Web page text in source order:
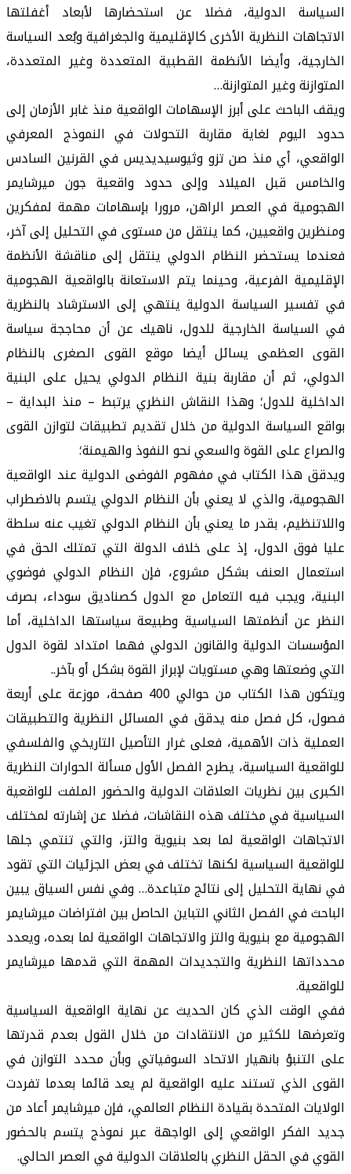
السياسة الدولية، فضلا عن استحضارها لأبعاد أغفلتها
الاتجاهات النظرية الأخرى كالإقليمية والجغرافية وبُعد السياسة
الخارجية، وأيضا الأنظمة القطبية المتعددة وغير المتعددة،
المتوازنة وغير المتوازنة…
ويقف الباحث على أبرز الإسهامات الواقعية منذ غابر الأزمان إلى
حدود اليوم لغاية مقاربة التحولات في النموذج المعرفي
الواقعي، أي منذ صن تزو وثيوسيديديس في القرنين السادس
والخامس قبل الميلاد وإلى حدود واقعية جون ميرشايمر
الهجومية في العصر الراهن، مرورا بإسهامات مهمة لمفكرين
ومنظرين واقعيين، كما ينتقل من مستوى في التحليل إلى آخر،
فعندما يستحضر النظام الدولي ينتقل إلى مناقشة الأنظمة
الإقليمية الفرعية، وحينما يتم الاستعانة بالواقعية الهجومية
في تفسير السياسة الدولية ينتهي إلى الاسترشاد بالنظرية
في السياسة الخارجية للدول، ناهيك عن أن محاججة سياسة
القوى العظمى يسائل أيضا موقع القوى الصغرى بالنظام
الدولي، ثم أن مقاربة بنية النظام الدولي يحيل على البنية
الداخلية للدول؛ وهذا النقاش النظري يرتبط – منذ البداية –
بواقع السياسة الدولية من خلال تقديم تطبيقات لتوازن القوى
والصراع على القوة والسعي نحو النفوذ والهيمنة؛
ويدقق هذا الكتاب في مفهوم الفوضى الدولية عند الواقعية
الهجومية، والذي لا يعني بأن النظام الدولي يتسم بالاضطراب
واللاتنظيم، بقدر ما يعني بأن النظام الدولي تغيب عنه سلطة
عليا فوق الدول، إذ على خلاف الدولة التي تمتلك الحق في
استعمال العنف بشكل مشروع، فإن النظام الدولي فوضوي
البنية، ويجب فيه التعامل مع الدول كصناديق سوداء، بصرف
النظر عن أنظمتها السياسية وطبيعة سياستها الداخلية، أما
المؤسسات الدولية والقانون الدولي فهما امتداد لقوة الدول
التي وضعتها وهي مستويات لإبراز القوة بشكل أو بآخر..
ويتكون هذا الكتاب من حوالي 400 صفحة، موزعة على أربعة
فصول، كل فصل منه يدقق في المسائل النظرية والتطبيقات
العملية ذات الأهمية، فعلى غرار التأصيل التاريخي والفلسفي
للواقعية السياسية، يطرح الفصل الأول مسألة الحوارات النظرية
الكبرى بين نظريات العلاقات الدولية والحضور الملفت للواقعية
السياسية في مختلف هذه النقاشات، فضلا عن إشارته لمختلف
الاتجاهات الواقعية لما بعد بنيوية والتز، والتي تنتمي جلها
للواقعية السياسية لكنها تختلف في بعض الجزئيات التي تقود
في نهاية التحليل إلى نتائج متباعدة… وفي نفس السياق يبين
الباحث في الفصل الثاني التباين الحاصل بين افتراضات ميرشايمر
الهجومية مع بنيوية والتز والاتجاهات الواقعية لما بعده، ويعدد
محدداتها النظرية والتجديدات المهمة التي قدمها ميرشايمر
للواقعية.
ففي الوقت الذي كان الحديث عن نهاية الواقعية السياسية
وتعرضها للكثير من الانتقادات من خلال القول بعدم قدرتها
على التنبؤ بانهيار الاتحاد السوفياتي وبأن محدد التوازن في
القوى الذي تستند عليه الواقعية لم يعد قائما بعدما تفردت
الولايات المتحدة بقيادة النظام العالمي، فإن ميرشايمر أعاد من
جديد الفكر الواقعي إلى الواجهة عبر نموذج يتسم بالحضور
القوي في الحقل النظري بالعلاقات الدولية في العصر الحالي.